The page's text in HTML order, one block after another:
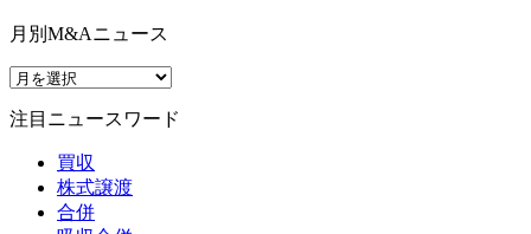
月別M&Aニュース
注目ニュースワード
買収
株式譲渡
合併